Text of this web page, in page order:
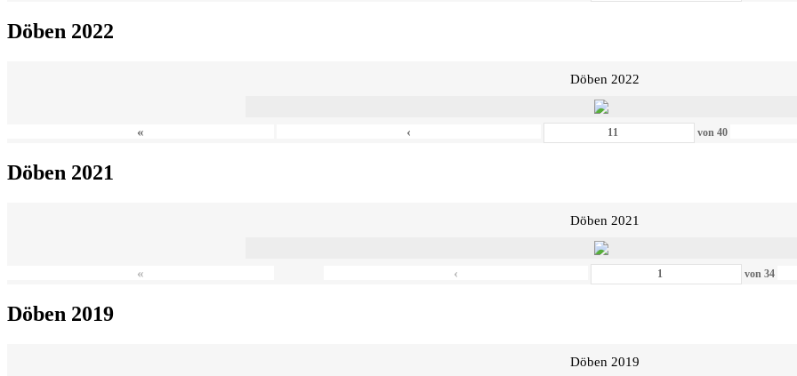
Döben 2022
Döben 2022
« ‹ von40
Döben 2021
Döben 2021
« ‹ von34
Döben 2019
Döben 2019